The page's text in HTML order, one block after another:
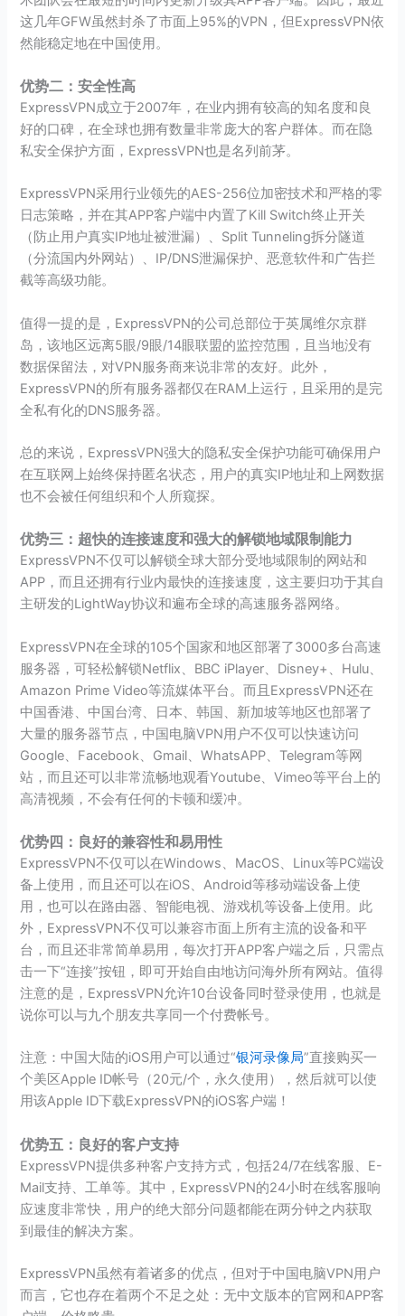
这几年GFW虽然封杀了市面上95%的VPN，但ExpressVPN依
然能稳定地在中国使用。
优势二：安全性高
ExpressVPN成立于2007年，在业内拥有较高的知名度和良
好的口碑，在全球也拥有数量非常庞大的客户群体。而在隐
私安全保护方面，ExpressVPN也是名列前茅。
ExpressVPN采用行业领先的AES-256位加密技术和严格的零
日志策略，并在其APP客户端中内置了Kill Switch终止开关
（防止用户真实IP地址被泄漏）、Split Tunneling拆分隧道
（分流国内外网站）、IP/DNS泄漏保护、恶意软件和广告拦
截等高级功能。
值得一提的是，ExpressVPN的公司总部位于英属维尔京群
岛，该地区远离5眼/9眼/14眼联盟的监控范围，且当地没有
数据保留法，对VPN服务商来说非常的友好。此外，
ExpressVPN的所有服务器都仅在RAM上运行，且采用的是完
全私有化的DNS服务器。
总的来说，ExpressVPN强大的隐私安全保护功能可确保用户
在互联网上始终保持匿名状态，用户的真实IP地址和上网数据
也不会被任何组织和个人所窥探。
优势三：超快的连接速度和强大的解锁地域限制能力
ExpressVPN不仅可以解锁全球大部分受地域限制的网站和
APP，而且还拥有行业内最快的连接速度，这主要归功于其自
主研发的LightWay协议和遍布全球的高速服务器网络。
ExpressVPN在全球的105个国家和地区部署了3000多台高速
服务器，可轻松解锁Netflix、BBC iPlayer、Disney+、Hulu、
Amazon Prime Video等流媒体平台。而且ExpressVPN还在
中国香港、中国台湾、日本、韩国、新加坡等地区也部署了
大量的服务器节点，中国电脑VPN用户不仅可以快速访问
Google、Facebook、Gmail、WhatsAPP、Telegram等网
站，而且还可以非常流畅地观看Youtube、Vimeo等平台上的
高清视频，不会有任何的卡顿和缓冲。
优势四：良好的兼容性和易用性
ExpressVPN不仅可以在Windows、MacOS、Linux等PC端设
备上使用，而且还可以在iOS、Android等移动端设备上使
用，也可以在路由器、智能电视、游戏机等设备上使用。此
外，ExpressVPN不仅可以兼容市面上所有主流的设备和平
台，而且还非常简单易用，每次打开APP客户端之后，只需点
击一下“连接”按钮，即可开始自由地访问海外所有网站。值得
注意的是，ExpressVPN允许10台设备同时登录使用，也就是
说你可以与九个朋友共享同一个付费帐号。
注意：中国大陆的iOS用户可以通过“银河录像局”直接购买一
个美区Apple ID帐号（20元/个，永久使用），然后就可以使
用该Apple ID下载ExpressVPN的iOS客户端！
优势五：良好的客户支持
ExpressVPN提供多种客户支持方式，包括24/7在线客服、E-
Mail支持、工单等。其中，ExpressVPN的24小时在线客服响
应速度非常快，用户的绝大部分问题都能在两分钟之内获取
到最佳的解决方案。
ExpressVPN虽然有着诸多的优点，但对于中国电脑VPN用户
而言，它也存在着两个不足之处：无中文版本的官网和APP客